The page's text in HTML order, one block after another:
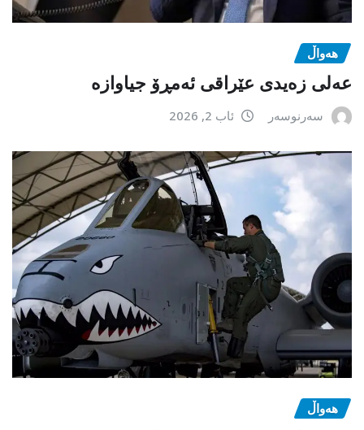
هەواڵ
عەلی زەیدی عێراقی ئەمڕۆ جیاوازە
سەرنوسەر ئاب 2, 2026
هەواڵ